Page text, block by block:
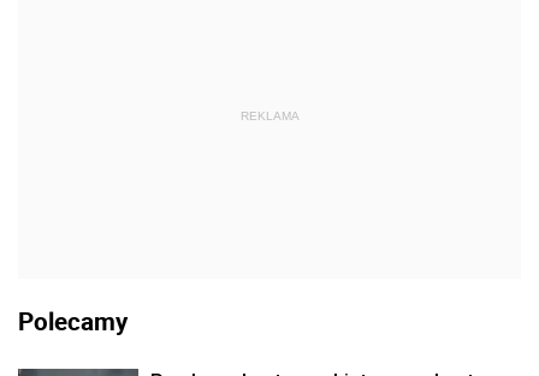
REKLAMA
Polecamy